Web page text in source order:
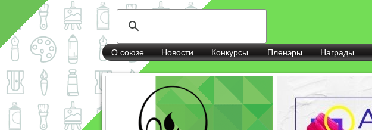
О союзе Новости Конкурсы Пленэры Награды